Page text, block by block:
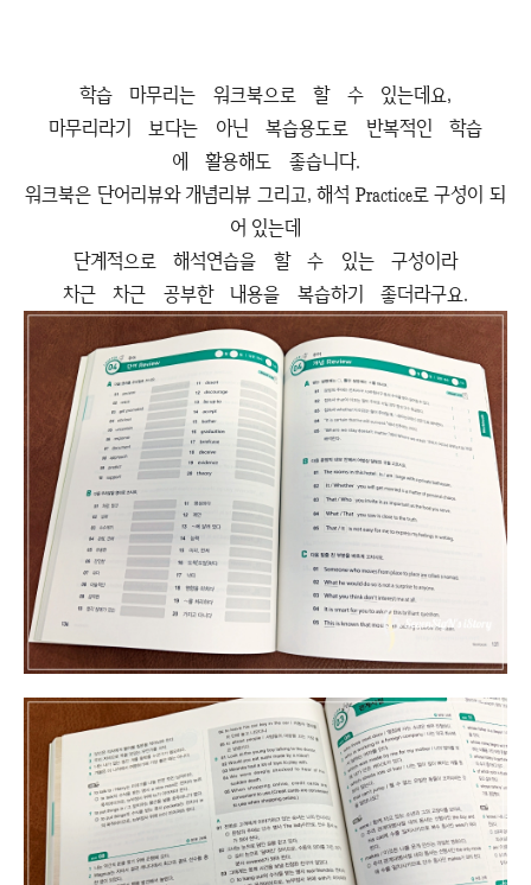
학습 마무리는 워크북으로 할 수 있는데요,
마무리라기 보다는 아닌 복습용도로 반복적인 학습
에 활용해도 좋습니다.
워크북은 단어리뷰와 개념리뷰 그리고, 해석 Practice로 구성이 되
어 있는데
단계적으로 해석연습을 할 수 있는 구성이라
차근 차근 공부한 내용을 복습하기 좋더라구요.